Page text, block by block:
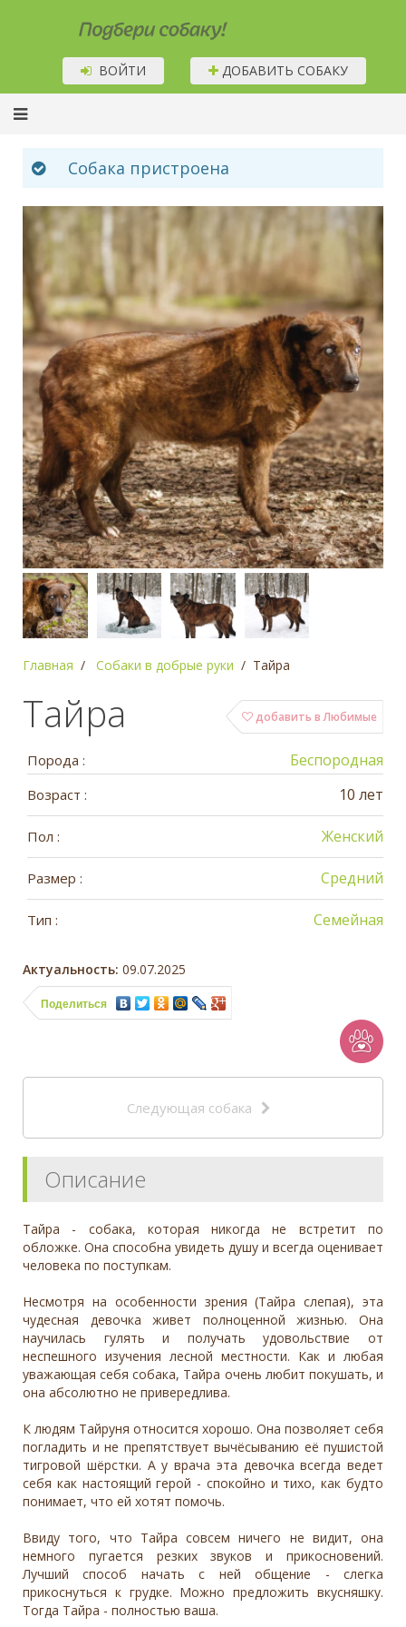
Подбери собаку!
ВОЙТИ ДОБАВИТЬ СОБАКУ
Собака пристроена
Главная Собаки в добрые руки Тайра
добавить в Любимые
Тайра
Порода : Беспородная
Возраст : 10 лет
Пол : Женский
Размер : Средний
Тип : Семейная
Актуальность: 09.07.2025
Поделиться
Следующая собака
Описание
Тайра - собака, которая никогда не встретит по
обложке. Она способна увидеть душу и всегда оценивает
человека по поступкам.
Несмотря на особенности зрения (Тайра слепая), эта
чудесная девочка живет полноценной жизнью. Она
научилась гулять и получать удовольствие от
неспешного изучения лесной местности. Как и любая
уважающая себя собака, Тайра очень любит покушать, и
она абсолютно не привередлива.
К людям Тайруня относится хорошо. Она позволяет себя
погладить и не препятствует вычёсыванию её пушистой
тигровой шёрстки. А у врача эта девочка всегда ведет
себя как настоящий герой - спокойно и тихо, как будто
понимает, что ей хотят помочь.
Ввиду того, что Тайра совсем ничего не видит, она
немного пугается резких звуков и прикосновений.
Лучший способ начать с ней общение - слегка
прикоснуться к грудке. Можно предложить вкусняшку.
Тогда Тайра - полностью ваша.